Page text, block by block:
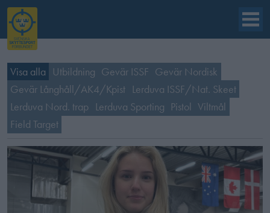
Visa alla Utbildning Gevär ISSF Gevär Nordisk
Gevär Långhåll/AK4/Kpist Lerduva ISSF/Nat. Skeet
Lerduva Nord. trap Lerduva Sporting Pistol Viltmål
Field Target